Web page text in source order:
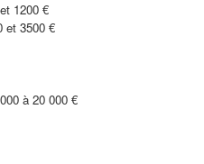
1200 €
et 3500 €
à 20 000 €